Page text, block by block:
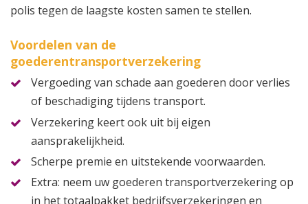
polis tegen de laagste kosten samen te stellen.
Voordelen van de
goederentransportverzekering
Vergoeding van schade aan goederen door verlies
of beschadiging tijdens transport.
Verzekering keert ook uit bij eigen
aansprakelijkheid.
Scherpe premie en uitstekende voorwaarden.
Extra: neem uw goederen transportverzekering op
in het totaalpakket bedrijfsverzekeringen en